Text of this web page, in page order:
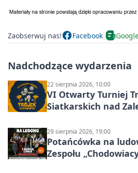
Zaobserwuj nas! Facebook
Nadchodzące wydarzenia
22 sierpnia 2026, 10:00
VI Otwarty Turniej
Siatkarskich nad
29 sierpnia 2026, 19:00
Potańcówka na
Zespołu